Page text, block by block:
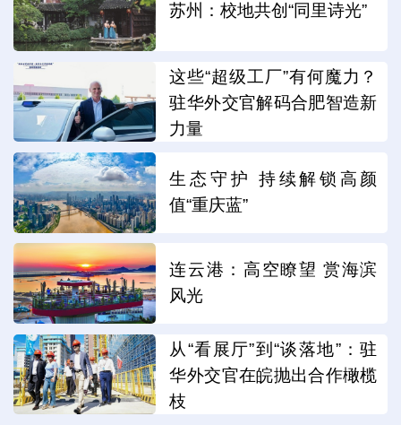
苏州：校地共创“同里诗光”
这些“超级工厂”有何魔力？
驻华外交官解码合肥智造新
力量
生态守护 持续解锁高颜
值“重庆蓝”
连云港：高空瞭望 赏海滨
风光
从“看展厅”到“谈落地”：驻
华外交官在皖抛出合作橄榄
枝